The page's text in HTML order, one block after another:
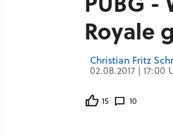
Royale
Christian Fritz
02.08.2017 | 17:00
15 10